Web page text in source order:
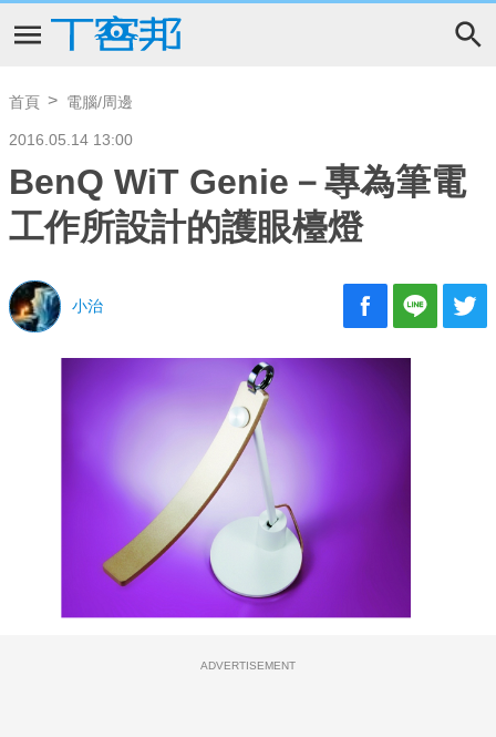
首頁 電腦/周邊
2016.05.14 13:00
BenQ WiT Genie－專為筆電
工作所設計的護眼檯燈
小治
ADVERTISEMENT